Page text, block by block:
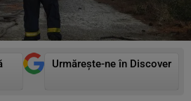
Urmărește-ne în Discover